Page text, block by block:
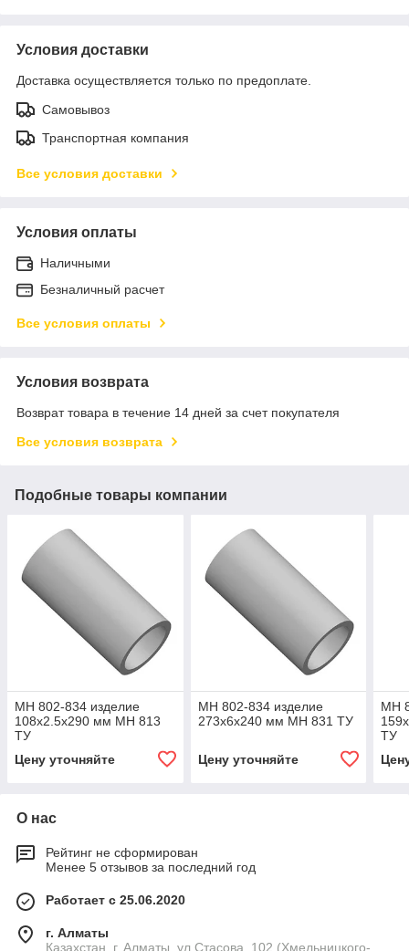
Условия доставки
Доставка осуществляется только по предоплате.
Самовывоз
Транспортная компания
Все условия доставки
Условия оплаты
Наличными
Безналичный расчет
Все условия оплаты
Условия возврата
Возврат товара в течение 14 дней за счет покупателя
Все условия возврата
Подобные товары компании
МН 802-834 изделие
108x2.5x290 мм МН 813
ТУ
Цену уточняйте
МН 802-834 изделие
273x6x240 мм МН 831 ТУ
Цену уточняйте
МН
ТУ
О нас
Рейтинг не сформирован
Менее 5 отзывов за последний год
Работает с 25.06.2020
г. Алматы
Казахстан, г. Алматы, ул.Стасова, 102 (Хмельницкого-